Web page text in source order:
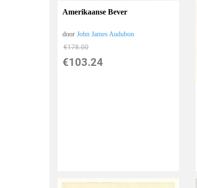
Amerikaanse Bever
doorJohn James Audubon
€178.00
€103.24